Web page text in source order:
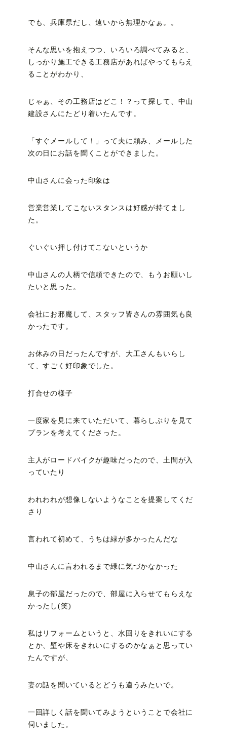
でも、兵庫県だし、遠いから無理かなぁ。。
そんな思いを抱えつつ、いろいろ調べてみると、
しっかり施工できる工務店があればやってもらえ
ることがわかり、
じゃぁ、その工務店はどこ！？って探して、中山
建設さんにたどり着いたんです。
「すぐメールして！」って夫に頼み、メールした
次の日にお話を聞くことができました。
中山さんに会った印象は
営業営業してこないスタンスは好感が持てまし
た。
ぐいぐい押し付けてこないというか
中山さんの人柄で信頼できたので、もうお願いし
たいと思った。
会社にお邪魔して、スタッフ皆さんの雰囲気も良
かったです。
お休みの日だったんですが、大工さんもいらし
て、すごく好印象でした。
打合せの様子
一度家を見に来ていただいて、暮らしぶりを見て
プランを考えてくださった。
主人がロードバイクが趣味だったので、土間が入
っていたり
われわれが想像しないようなことを提案してくだ
さり
言われて初めて、うちは緑が多かったんだな
中山さんに言われるまで緑に気づかなかった
息子の部屋だったので、部屋に入らせてもらえな
かったし(笑)
私はリフォームというと、水回りをきれいにする
とか、壁や床をきれいにするのかなぁと思ってい
たんですが、
妻の話を聞いているとどうも違うみたいで。
一回詳しく話を聞いてみようということで会社に
伺いました。